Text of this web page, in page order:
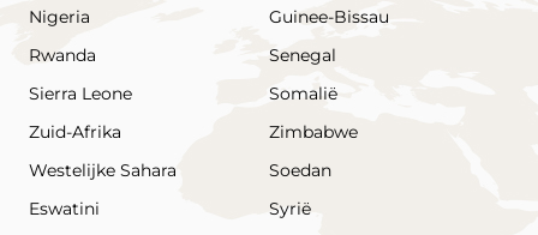
Nigeria
Guinee-Bissau
Rwanda
Senegal
Sierra Leone
Somalië
Zuid-Afrika
Zimbabwe
Westelijke Sahara
Soedan
Eswatini
Syrië